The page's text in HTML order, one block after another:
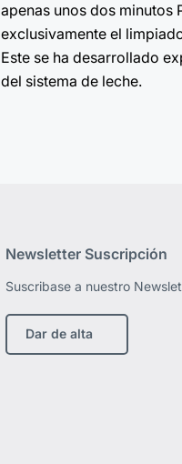
apenas unos dos minutos
exclusivamente el
Este se ha desarrollado
del sistema de leche.
Newsletter Suscripción
Suscribase a nuestro
Dar de alta